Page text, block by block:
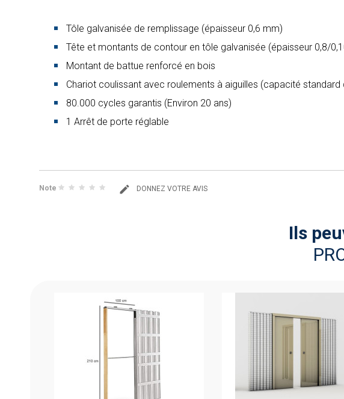
Tôle galvanisée de remplissage (épaisseur 0,6 mm)
Tête et montants de contour en tôle galvanisée (épaisseur 0,8/
Montant de battue renforcé en bois
Chariot coulissant avec roulements à aiguilles (capacité standard
80.000 cycles garantis (Environ 20 ans)
1 Arrêt de porte réglable
Note DONNEZ VOTRE AVIS
Ils